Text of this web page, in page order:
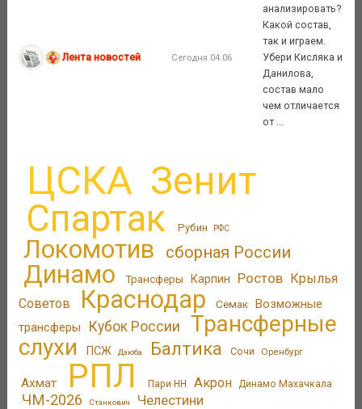
Лента новостей Сегодня 04:06
анализировать?
Какой состав,
так и играем.
Убери Кисляка и
Данилова,
состав мало
чем отличается
от ...
ЦСКА Зенит
Спартак Рубин РФС
Локомотив сборная России
Динамо Трансферы Карпин Ростов Крылья
Советов
Краснодар Семак Возможные
трансферы
Кубок России
Трансферные
слухи
ПСЖ Дзюба Балтика Сочи Оренбург
Ахмат РПЛ Пари НН Акрон Динамо Махачкала
ЧМ-2026 Станкович Челестини